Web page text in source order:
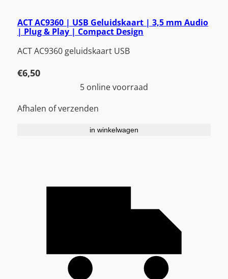
ACT AC9360 | USB Geluidskaart | 3,5 mm Audio
| Plug & Play | Compact Design
ACT AC9360 geluidskaart USB
€6,50
5 online voorraad
Afhalen of verzenden
in winkelwagen